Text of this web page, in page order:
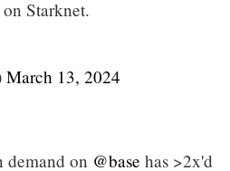
Starknet.
March 13, 2024
demand on @base has >2x'd